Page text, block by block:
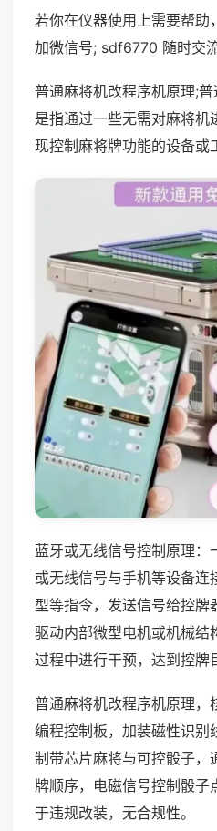
若你在仪器使用上需要帮助
加微信号; sdf6770 随时交流
普通麻将机改程序机原理;
是指通过一些无需对麻将机
现控制麻将牌功能的设备或
蓝牙或无线信号控制原理：
或无线信号与手机等设备连
型等指令，发送信号给控牌
驱动内部微型电机或机械结
过程中进行干预，达到控牌
普通麻将机改程序机原理，
编程控制板，加装磁性识别
制带芯片麻将与可控骰子，
牌顺序，电磁信号控制骰子
于违规改装，无合规性。